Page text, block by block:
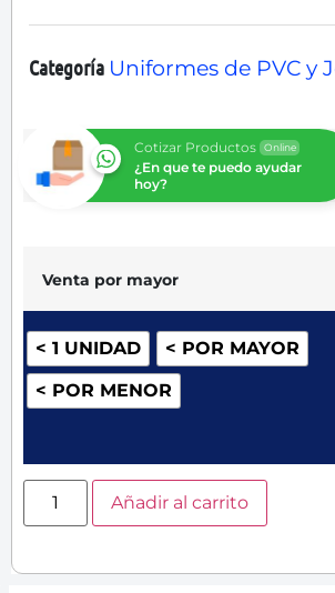
Categoría Uniformes de PVC y
Cotizar Productos Online
¿En que te puedo ayudar
hoy?
Venta por mayor
< 1 UNIDAD
< POR MAYOR
< POR MENOR
Añadir al carrito